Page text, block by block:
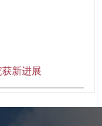
新进展